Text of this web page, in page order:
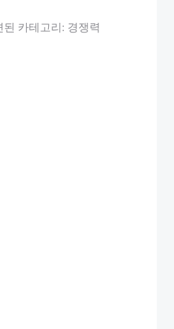
카테고리: 경쟁력